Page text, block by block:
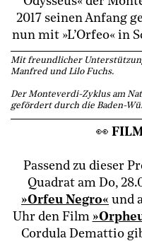
2017 seinen Anfang
nun mit »L’Orfeo« in
Mit freundlicher
Manfred und Lilo Fuchs.
Der Monteverdi-Zyklus am
gefördert durch die Baden-
👀
Passend zu dieser
Quadrat am Do,
»Orfeu Negro« und
Uhr den Film
Cordula Demattio